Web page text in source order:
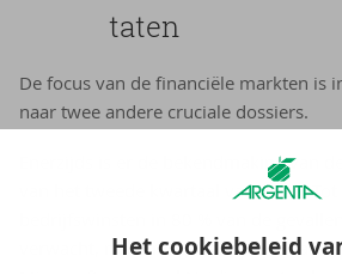
Het cookiebeleid
ta­ten
De focus van de financiële markten is
naar twee andere cruciale dossiers.
Enerzijds is er de bekendmaking van
van het tweede kwartaal van 2025.
verwacht, maar megabedrijven zoals